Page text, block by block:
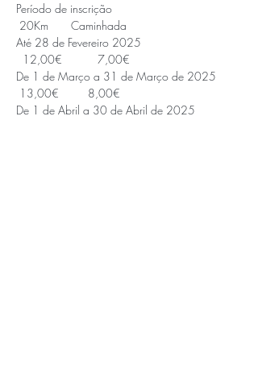
Período de inscrição
20Km       Caminhada
Até 28 de Fevereiro 2025
  12,00€           7,00€
De 1 de Março a 31 de Março de 2025
13,00€         8,00€
De 1 de Abril a 30 de Abril de 2025